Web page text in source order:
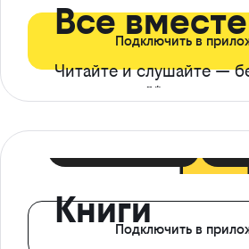
Все вместе
Читайте и слушайте —
ограничений*
Подключить в
КнигиПодключить в